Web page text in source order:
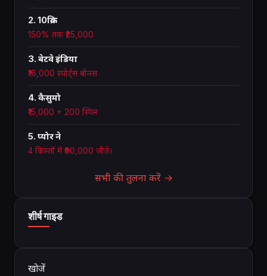
2. 10क्रिक
150% तक ₹25,000
3. बेटवे इंडिया
₹16,000 स्पोर्ट्स बोनस
4. कैसुमो
₹15,000 + 200 स्पिन
5. प्योर ने
4 किस्तों में ₹90,000 जीते।
सभी की तुलना करें →
शीर्ष गाइड
खोजें